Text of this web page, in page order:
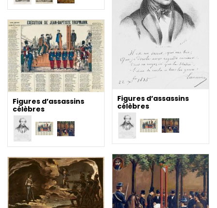
Figures d’assassins
célèbres
Figures d’assassins
célèbres